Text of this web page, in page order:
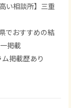
い相談所】三重
でおすすめの結
掲載
掲載歴あり